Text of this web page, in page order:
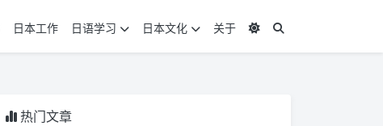
日本工作 日语学习 日本文化 关于
热门文章